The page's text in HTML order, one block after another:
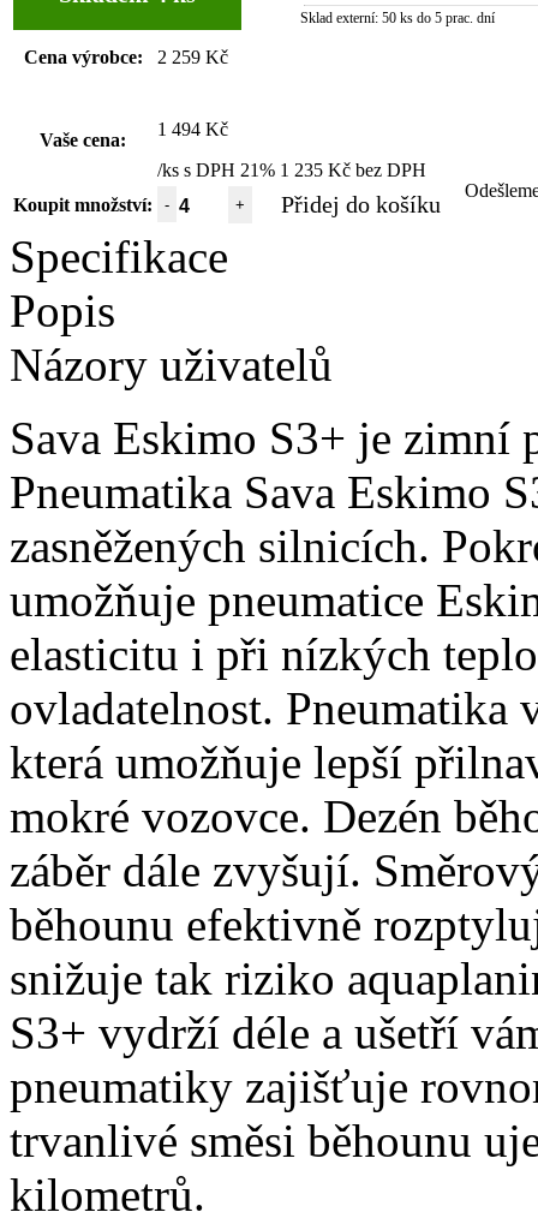
Sklad externí: 50 ks do 5 prac. dní
Cena výrobce: 2 259 Kč
Vaše cena:
1 494 Kč
/ks s DPH 21% 1 235 Kč bez DPH
Koupit množství:
- + Přidej do košíku
Specifikace
Popis
Názory uživatelů
Sava Eskimo S3+ je zimní
Pneumatika Sava Eskimo
zasněžených silnicích.
umožňuje pneumatice
elasticitu i při nízkých
ovladatelnost.
která umožňuje lepší
mokré vozovce. Dezén
záběr dále zvyšují.
běhounu efektivně
snižuje tak riziko
S3+ vydrží déle a ušetří
pneumatiky zajišťuje
trvanlivé směsi běhounu
kilometrů.